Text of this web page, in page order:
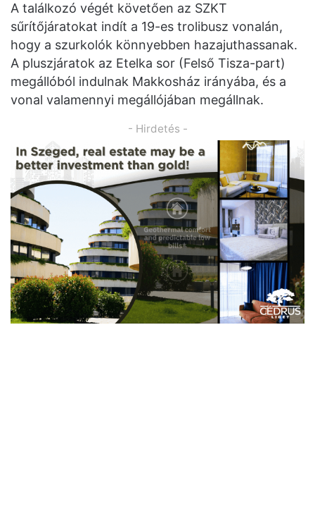
A találkozó végét követően az SZKT
sűrítőjáratokat indít a 19-es trolibusz vonalán,
hogy a szurkolók könnyebben hazajuthassanak.
A pluszjáratok az Etelka sor (Felső Tisza-part)
megállóból indulnak Makkosház irányába, és a
vonal valamennyi megállójában megállnak.
- Hirdetés -